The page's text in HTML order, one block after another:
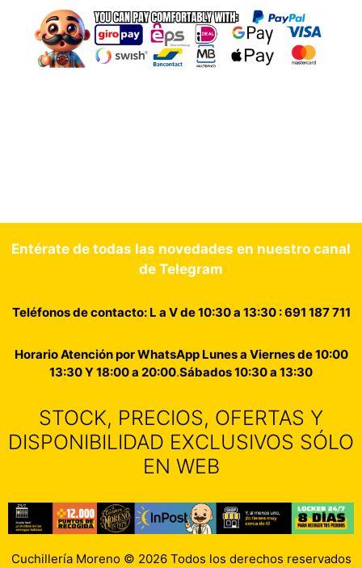
Entérate de todas las novedades en nuestro canal
de Telegram
Teléfonos de contacto: L a V de 10:30 a 13:30 : 691 187 711
Horario Atención por WhatsApp Lunes a Viernes de 10:00
13:30 Y 18:00 a 20:00.Sábados 10:30 a 13:30
STOCK, PRECIOS, OFERTAS Y
DISPONIBILIDAD EXCLUSIVOS SÓLO
EN WEB
Cuchillería Moreno © 2026 Todos los derechos reservados